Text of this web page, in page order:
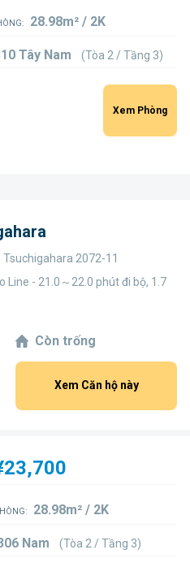
28.98m² / 2K
Tây Nam (Tòa 2 / Tầng 3)
Xem Phòng
2072-11
Line - 21.0～22.0 phút đi bộ, 1.7
Còn trống
Xem Căn hộ này
28.98m² / 2K
Nam (Tòa 2 / Tầng 3)